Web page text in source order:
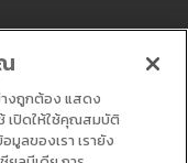
างถูกต้อง แสดง
เปิดให้ใช้คุณสมบัติ
มูลของเรา เรายัง